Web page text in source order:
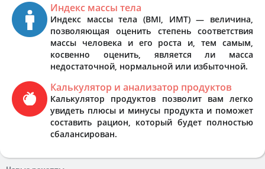
Индекс массы тела
Индекс массы тела (BMI, ИМТ) — величина,
позволяющая оценить степень соответствия
массы человека и его роста и, тем самым,
косвенно оценить, является ли масса
недостаточной, нормальной или избыточной.
Калькулятор и анализатор продуктов
Калькулятор продуктов позволит вам легко
увидеть плюсы и минусы продукта и поможет
составить рацион, который будет полностью
сбалансирован.